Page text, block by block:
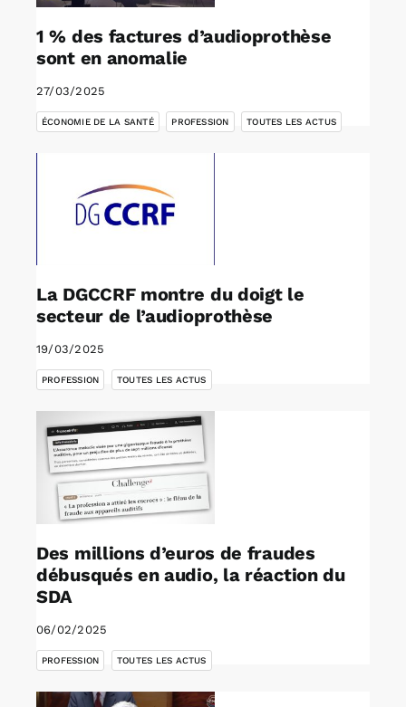
1 % des factures d’audioprothèse
sont en anomalie
27/03/2025
ÉCONOMIE DE LA SANTÉ PROFESSION TOUTES LES ACTUS
La DGCCRF montre du doigt le
secteur de l’audioprothèse
19/03/2025
PROFESSION TOUTES LES ACTUS
Des millions d’euros de fraudes
débusqués en audio, la réaction du
SDA
06/02/2025
PROFESSION
,
TOUTES LES ACTUS